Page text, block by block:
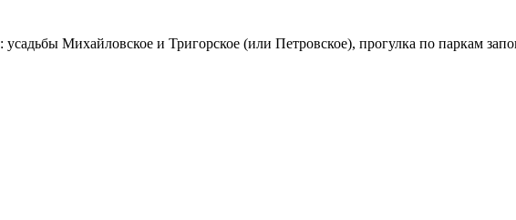
: усадьбы Михайловское и Тригорское (или Петровское), прогулка по паркам